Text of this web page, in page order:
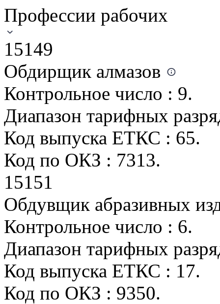
Профессии рабочих
15149
Обдирщик алмазов
Контрольное число : 9.
Диапазон тарифных
Код выпуска ЕТКС : 65.
Код по ОКЗ : 7313.
15151
Обдувщик абразивных
Контрольное число : 6.
Диапазон тарифных
Код выпуска ЕТКС : 17.
Код по ОКЗ : 9350.